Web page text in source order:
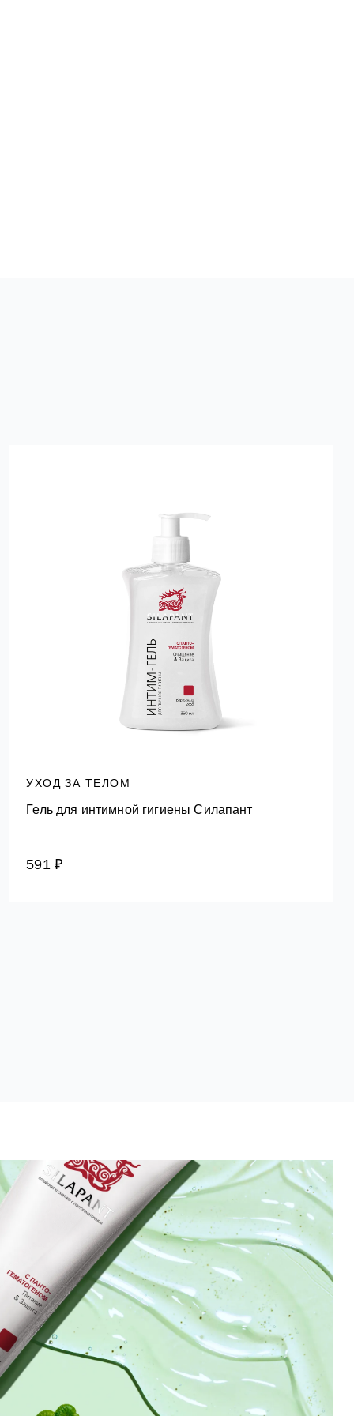
УХОД ЗА ТЕЛОМ
Гель для интимной гигиены Силапант
591 ₽